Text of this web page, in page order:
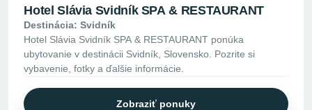
Hotel Slávia Svidník SPA & RESTAURANT
Destinácia: Svidník
Hotel Slávia Svidník SPA & RESTAURANT ponúka
ubytovanie v destinácii Svidník, Slovensko. Pozrite si
vybavenie, fotky a ďalšie informácie.
Zobraziť ponuky